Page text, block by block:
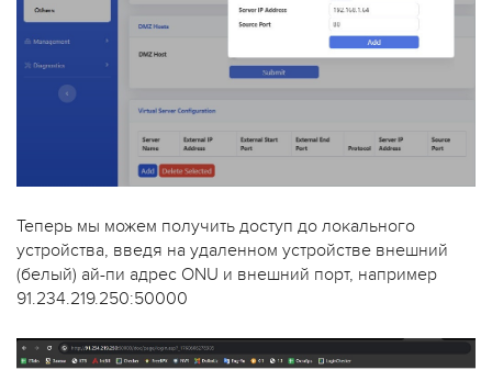
Теперь мы можем получить доступ до локального
устройства, введя на удаленном устройстве внешний
(белый) ай-пи адрес ONU и внешний порт, например
91.234.219.250:50000